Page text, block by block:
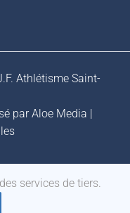
Athlétisme Saint-
parAloe Media
services de tiers.